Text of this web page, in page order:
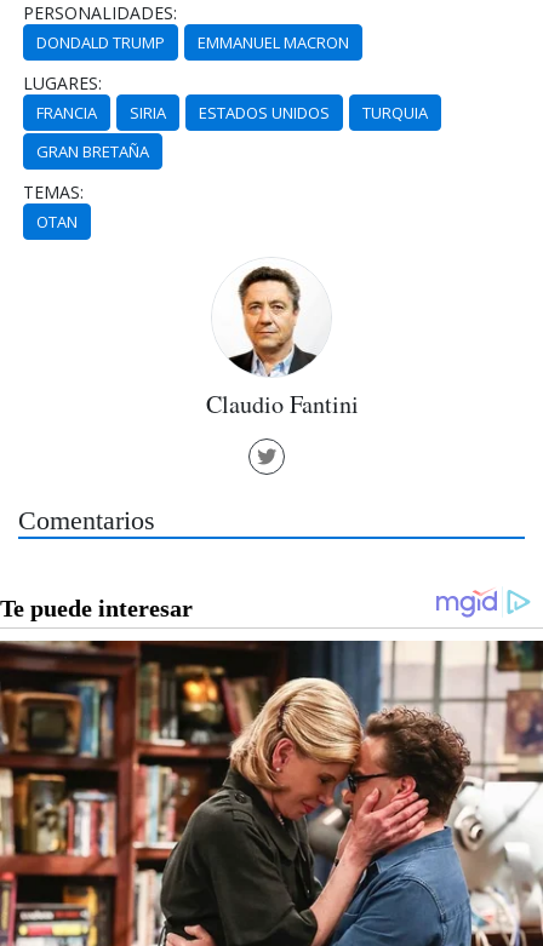
PERSONALIDADES:
DONDALD TRUMP EMMANUEL MACRON
LUGARES:
FRANCIA SIRIA ESTADOS UNIDOS
TURQUIA
GRAN BRETAÑA
TEMAS:
OTAN
Claudio Fantini
Comentarios